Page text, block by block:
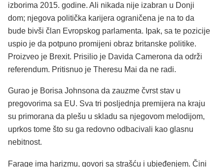
izborima 2015. godine. Ali nikada nije izabran u Donji
dom; njegova politička karijera ograničena je na to da
bude bivši član Evropskog parlamenta. Ipak, sa te pozicije
uspio je da potpuno promijeni obraz britanske politike.
Proizveo je Brexit. Prisilio je Davida Camerona da održi
referendum. Pritisnuo je Theresu Mai da ne radi.
Gurao je Borisa Johnsona da zauzme čvrst stav u
pregovorima sa EU. Sva tri posljednja premijera na kraju
su primorana da plešu u skladu sa njegovom melodijom,
uprkos tome što su ga redovno odbacivali kao glasnu
nebitnost.
Farage ima harizmu, govori sa strašću i ubjeđenjem. Čini